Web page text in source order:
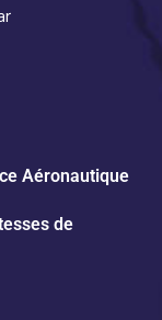
Aéronautique
de